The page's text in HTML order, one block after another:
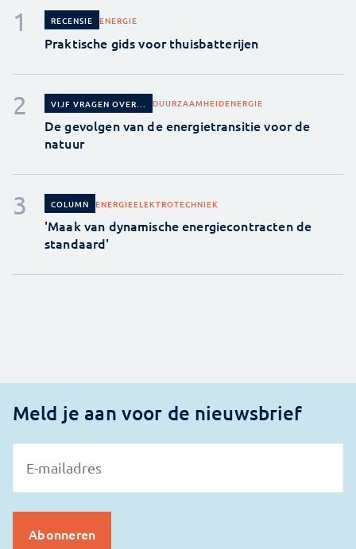
RECENSIE ENERGIE
Praktische gids voor thuisbatterijen
VIJF VRAGEN OVER... DUURZAAMHEIDENERGIE
De gevolgen van de energietransitie voor de
natuur
COLUMN ENERGIEELEKTROTECHNIEK
'Maak van dynamische energiecontracten de
standaard'
Meld je aan voor de nieuwsbrief